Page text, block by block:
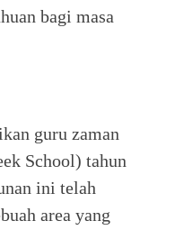
bagi masa
guru zaman
School) tahun
ini telah
area yang